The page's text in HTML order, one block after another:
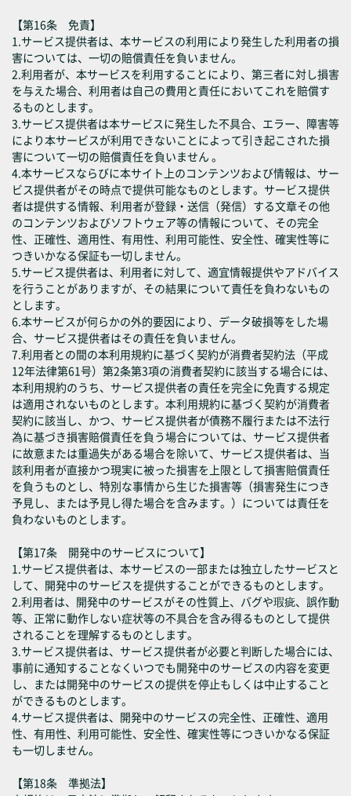
【第16条 免責】
1.サービス提供者は、本サービスの利用により発生した利用者の損
害については、一切の賠償責任を負いません。
2.利用者が、本サービスを利用することにより、第三者に対し損害
を与えた場合、利用者は自己の費用と責任においてこれを賠償す
るものとします。
3.サービス提供者は本サービスに発生した不具合、エラー、障害等
により本サービスが利用できないことによって引き起こされた損
害について一切の賠償責任を負いません 。
4.本サービスならびに本サイト上のコンテンツおよび情報は、サー
ビス提供者がその時点で提供可能なものとします。サービス提供
者は提供する情報、利用者が登録・送信（発信）する文章その他
のコンテンツおよびソフトウェア等の情報について、その完全
性、正確性、適用性、有用性、利用可能性、安全性、確実性等に
つきいかなる保証も一切しません。
5.サービス提供者は、利用者に対して、適宜情報提供やアドバイス
を行うことがありますが、その結果について責任を負わないもの
とします。
6.本サービスが何らかの外的要因により、データ破損等をした場
合、サービス提供者はその責任を負いません。
7.利用者との間の本利用規約に基づく契約が消費者契約法（平成
12年法律第61号）第2条第3項の消費者契約に該当する場合には、
本利用規約のうち、サービス提供者の責任を完全に免責する規定
は適用されないものとします。本利用規約に基づく契約が消費者
契約に該当し、かつ、サービス提供者が債務不履行または不法行
為に基づき損害賠償責任を負う場合については、サービス提供者
に故意または重過失がある場合を除いて、サービス提供者は、当
該利用者が直接かつ現実に被った損害を上限として損害賠償責任
を負うものとし、特別な事情から生じた損害等（損害発生につき
予見し、または予見し得た場合を含みます。）については責任を
負わないものとします。
【第17条 開発中のサービスについて】
1.サービス提供者は、本サービスの一部または独立したサービスと
して、開発中のサービスを提供することができるものとします。
2.利用者は、開発中のサービスがその性質上、バグや瑕疵、誤作動
等、正常に動作しない症状等の不具合を含み得るものとして提供
されることを理解するものとします。
3.サービス提供者は、サービス提供者が必要と判断した場合には、
事前に通知することなくいつでも開発中のサービスの内容を変更
し、または開発中のサービスの提供を停止もしくは中止すること
ができるものとします。
4.サービス提供者は、開発中のサービスの完全性、正確性、適用
性、有用性、利用可能性、安全性、確実性等につきいかなる保証
も一切しません。
【第18条 準拠法】